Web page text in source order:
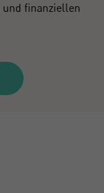
finanziellen